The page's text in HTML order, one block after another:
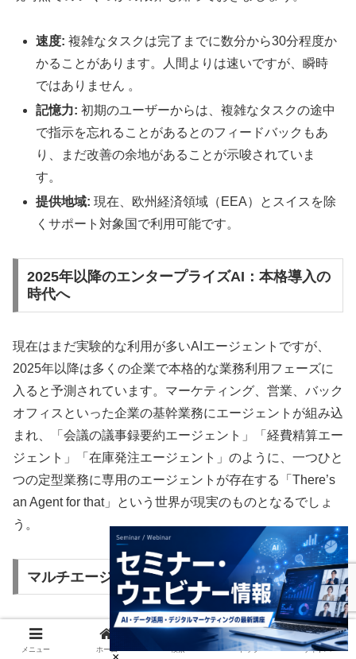
速度: 複雑なタスクは完了までに数分から30分程度か
かることがあります。人間よりは速いですが、瞬時
ではありません 。
記憶力: 初期のユーザーからは、複雑なタスクの途中
で指示を忘れることがあるとのフィードバックもあ
り、まだ改善の余地があることが示唆されていま
す。
提供地域: 現在、欧州経済領域（EEA）とスイスを除
くサポート対象国で利用可能です。
2025年以降のエンタープライズAI：本格導入の
時代へ
現在はまだ実験的な利用が多いAIエージェントですが、
2025年以降は多くの企業で本格的な業務利用フェーズに
入ると予測されています。マーケティング、営業、バック
オフィスといった企業の基幹業務にエージェントが組み込
まれ、「会議の議事録要約エージェント」「経費精算エー
ジェント」「在庫発注エージェント」のように、一つひと
つの定型業務に専用のエージェントが存在する「There’s
an Agent for that」という世界が現実のものとなるでしょ
う。
マルチエージェント・エコシステムの到来
未来の姿は、単一の万能エージェントではありません。専
門分野を持つ複数のエージェントが連携し、協力し合う
メニュー ホーム 検索 トップ サイドバー